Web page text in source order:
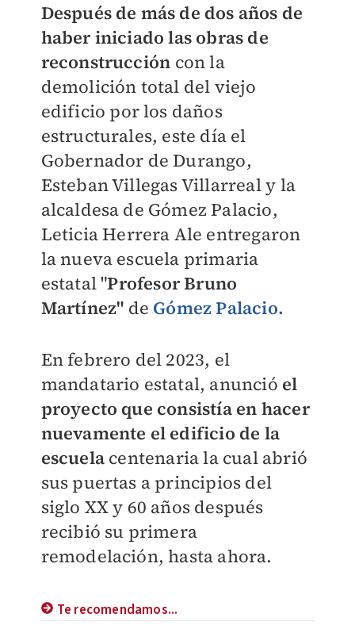
Después de más de dos años de
haber iniciado las obras de
reconstrucción con la
demolición total del viejo
edificio por los daños
estructurales, este día el
Gobernador de Durango,
Esteban Villegas Villarreal y la
alcaldesa de Gómez Palacio,
Leticia Herrera Ale entregaron
la nueva escuela primaria
estatal "Profesor Bruno
Martínez" de Gómez Palacio.
En febrero del 2023, el
mandatario estatal, anunció el
proyecto que consistía en hacer
nuevamente el edificio de la
escuelacentenaria la cual abrió
sus puertas a principios del
siglo XX y 60 años después
recibió su primera
remodelación, hasta ahora.
Te recomendamos...